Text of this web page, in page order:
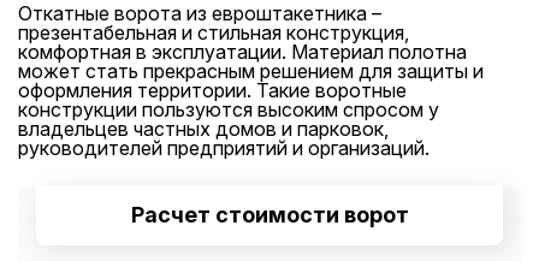
Откатные ворота из евроштакетника –
презентабельная и стильная конструкция,
комфортная в эксплуатации. Материал полотна
может стать прекрасным решением для защиты и
оформления территории. Такие воротные
конструкции пользуются высоким спросом у
владельцев частных домов и парковок,
руководителей предприятий и организаций.
Расчет стоимости ворот